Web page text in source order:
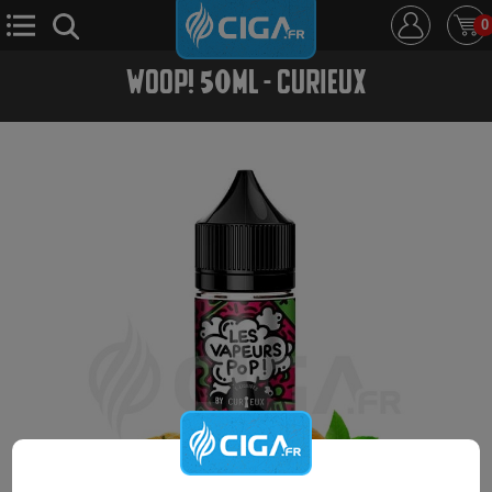
0
E-Cigarette E-Liquide
WOOP! 50ML - CURIEUX